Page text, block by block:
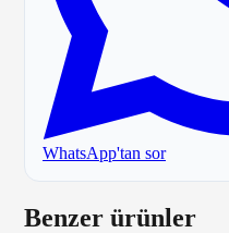
WhatsApp'tan sor
Benzer ürünler